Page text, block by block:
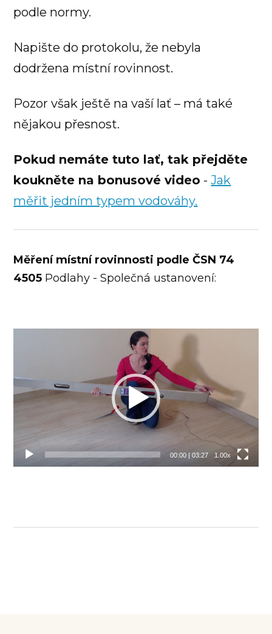
podle normy.
Napište do protokolu, že nebyla
dodržena místní rovinnost.
Pozor však ještě na vaší lať – má také
nějakou přesnost.
Pokud nemáte tuto lať, tak přejděte
koukněte na bonusové video -Jak
měřit jedním typem vodováhy.
Měření místní rovinnosti podle ČSN 74
4505 Podlahy - Společná ustanovení:
00:00| 03:27 1.00x